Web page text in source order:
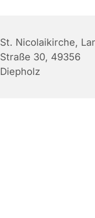
St. Nicolaikirche,
Straße 30, 49356
Diepholz